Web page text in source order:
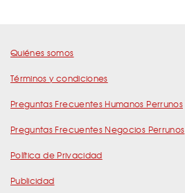
Quiénes somos
Términos y condiciones
Preguntas Frecuentes Humanos Perrunos
Preguntas Frecuentes Negocios Perrunos
Política de Privacidad
Publicidad